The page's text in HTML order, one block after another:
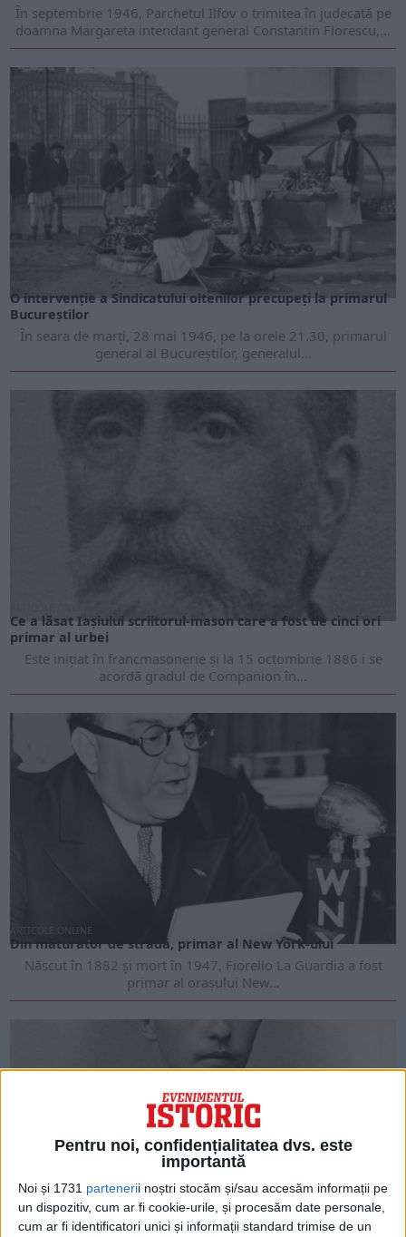
Pentru noi, confidențialitatea dvs. este
importantă
Noi și 1731 partenerii noștri stocăm și/sau accesăm informații pe
un dispozitiv, cum ar fi cookie-urile, și procesăm date personale,
cum ar fi identificatori unici și informații standard trimise de un
În septembrie 1946, Parchetul Ilfov o trimitea în judecată pe
doamna Margareta intendant general Constantin Florescu,...
O intervenție a Sindicatului oltenilor precupeți la primarul
Bucureștilor
În seara de marți, 28 mai 1946, pe la orele 21.30, primarul
general al Bucureștilor, generalul...
Ce a lăsat Iașiului scriitorul-mason care a fost de cinci ori
primar al urbei
Este inițiat în francmasonerie și la 15 octombrie 1886 i se
acordă gradul de Companion în...
ARTICOLE ONLINE
Din măturător de stradă, primar al New York-ului
Născut în 1882 și mort în 1947, Fiorello La Guardia a fost
primar al orașului New...